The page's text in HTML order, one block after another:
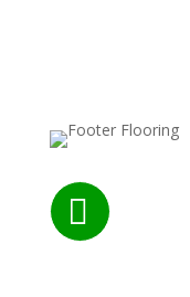
